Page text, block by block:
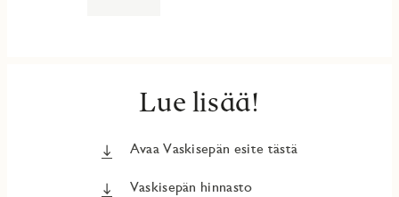
Lue lisää!
Avaa Vaskisepän esite tästä
Vaskisepän hinnasto